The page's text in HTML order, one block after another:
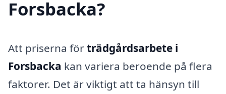
Forsbacka?
Att priserna förträdgårdsarbete i
Forsbacka kan variera beroende på flera
faktorer. Det är viktigt att ta hänsyn till